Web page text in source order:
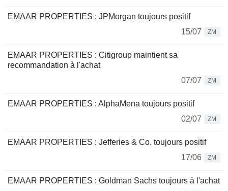
EMAAR PROPERTIES : JPMorgan toujours positif
15/07
ZM
EMAAR PROPERTIES : Citigroup maintient sa
recommandation à l'achat
07/07
ZM
EMAAR PROPERTIES : AlphaMena toujours positif
02/07
ZM
EMAAR PROPERTIES : Jefferies & Co. toujours positif
17/06
ZM
EMAAR PROPERTIES : Goldman Sachs toujours à l'achat